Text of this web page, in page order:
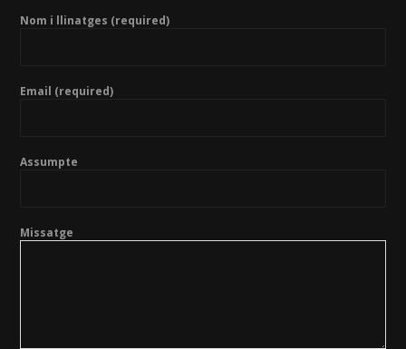
Nom i llinatges (required)
Email (required)
Assumpte
Missatge